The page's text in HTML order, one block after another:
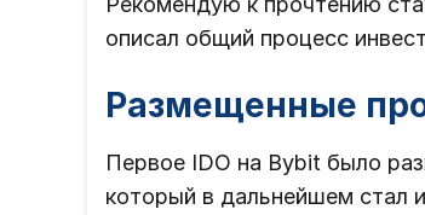
описал общий процесс
Размещенные
Первое IDO на Bybit было
который в дальнейшем стал